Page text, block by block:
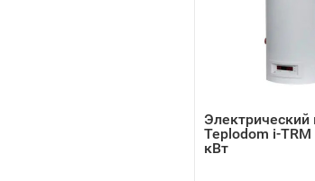
Электрический
Teplodom i-TRM
кВт